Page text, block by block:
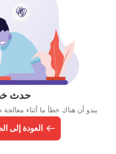
حدث
يبدو أن هناك خطأ ما أثناء
العودة إلى